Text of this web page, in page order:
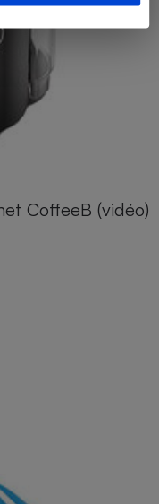
CoffeeB (vidéo)